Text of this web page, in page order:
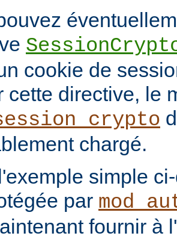
cookie de
cette directive, le
chargé.
simple
par
fournir à